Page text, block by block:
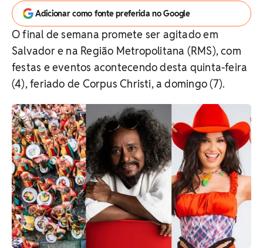
Adicionar como fonte preferida no Google
O final de semana promete ser agitado em
Salvador e na Região Metropolitana (RMS), com
festas e eventos acontecendo desta quinta-feira
(4), feriado de Corpus Christi, a domingo (7).